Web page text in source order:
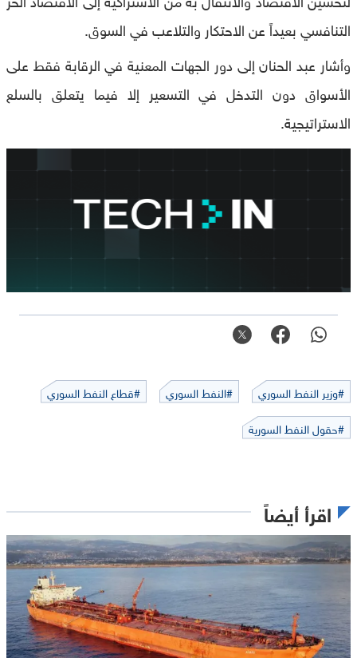
التنافسي بعيداً عن ‏الاحتكار والتلاعب في السوق.‏
وأشار عبد الحنان إلى دور الجهات المعنية في الرقابة فقط على
الأسواق ‏دون التدخل في التسعير إلا فيما يتعلق بالسلع
الاستراتيجية.‏
#وزير النفط السوري #النفط السوري
#قطاع النفط السوري
#حقول النفط السورية
اقرأ أيضاً